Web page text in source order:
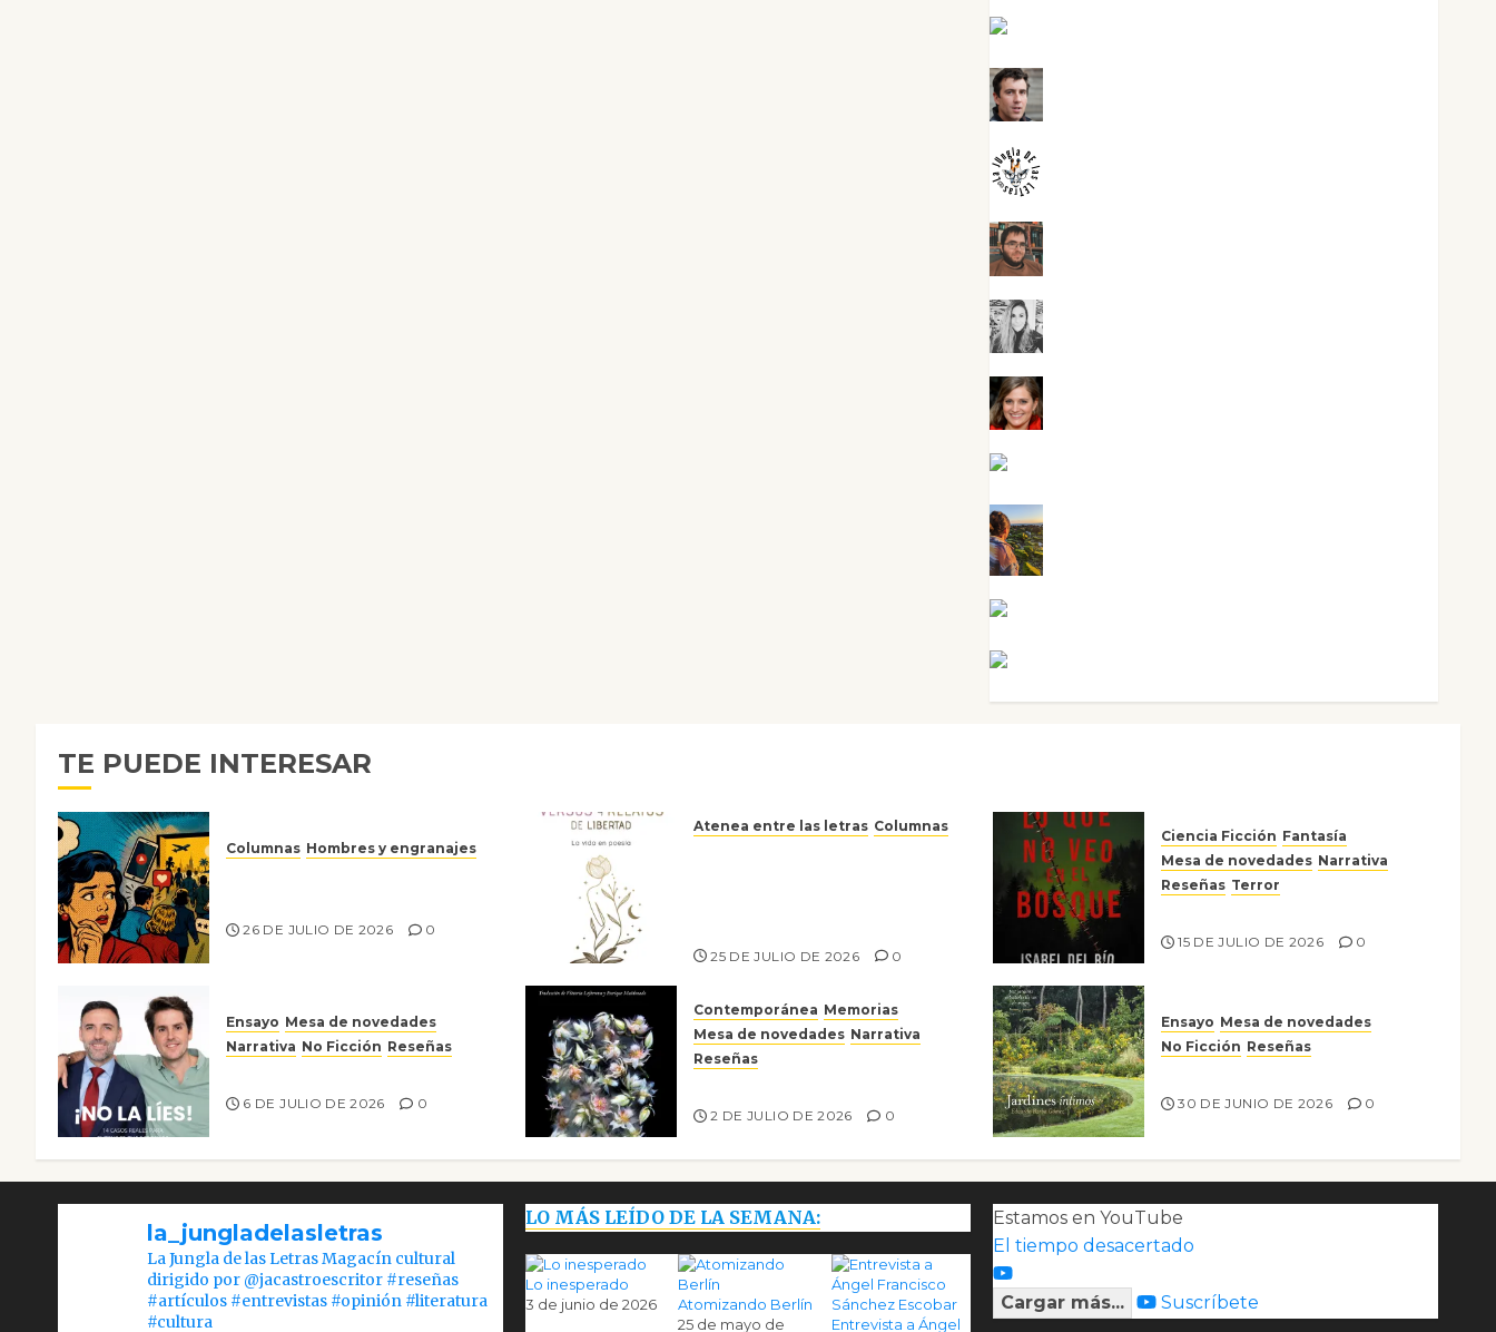
TE PUEDE INTERESAR
Columnas Hombres y engranajes
26 DE JULIO DE 2026 0
Atenea entre las letras Columnas
25 DE JULIO DE 2026 0
Ciencia Ficción Fantasía
Mesa de novedades Narrativa
Reseñas Terror
15 DE JULIO DE 2026 0
Ensayo Mesa de novedades
Narrativa No Ficción Reseñas
6 DE JULIO DE 2026 0
Contemporánea Memorias
Mesa de novedades Narrativa
Reseñas
2 DE JULIO DE 2026 0
Ensayo Mesa de novedades
No Ficción Reseñas
30 DE JUNIO DE 2026 0
la_jungladelasletras
La Jungla de las Letras Magacín cultural
dirigido por @jacastroescritor #reseñas
#artículos #entrevistas #opinión #literatura
#cultura
LO MÁS LEÍDO DE LA SEMANA:
Lo inesperado
3 de junio de 2026
Atomizando Berlín
25 de mayo de
Entrevista a Ángel
Estamos en YouTube
El tiempo desacertado
Cargar más... Suscríbete